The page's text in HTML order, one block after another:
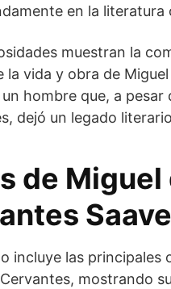
en la literatura
muestran la
la vida y obra de
hombre que, a pesar
dejó un legado
de Miguel
incluye las principales
mostrando